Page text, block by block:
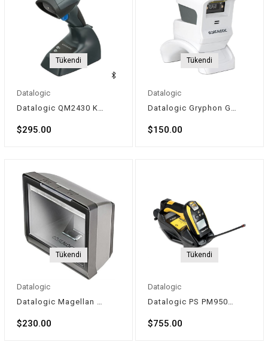
Tükendi
Datalogic
$295.00
Tükendi
Datalogic
$150.00
Tükendi
Datalogic
Datalogic Magellan 3200VSi
$230.00
Tükendi
Datalogic
Datalogic PS PM9501 DHP RB 433 Mhz Ekranlı USB (2D)
$755.00